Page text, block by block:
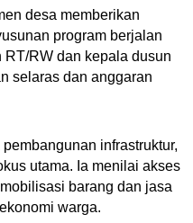
desa memberikan
program berjalan
RT/RW dan kepala dusun
selaras dan anggaran
infrastruktur,
utama. Ia menilai akses
barang dan jasa
warga.